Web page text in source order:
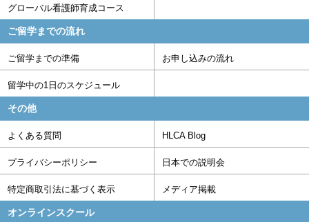
グローバル看護師育成コース
ご留学までの流れ
ご留学までの準備 お申し込みの流れ
留学中の1日のスケジュール
その他
よくある質問 HLCA Blog
プライバシーポリシー 日本での説明会
特定商取引法に基づく表示 メディア掲載
オンラインスクール